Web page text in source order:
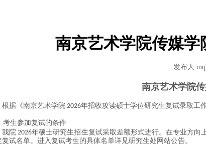
南京艺术学院传媒学
发布人
南京艺术学院
根据《南京艺术学院 2026年招收攻读硕士学位研究生复试录取工
考生参加复试的条件
我院 2026年硕士研究生招生复试采取差额形式进行。在专业方向
复试名单。进入复试考生的具体名单详见研究生处网站公告。